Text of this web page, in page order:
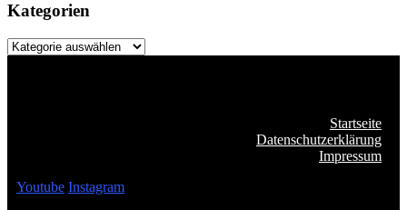
Kategorien
Kategorien
Startseite
Datenschutzerklärung
Impressum
Youtube Instagram